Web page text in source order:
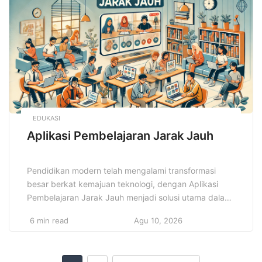
fungsi tanpa mengurangi sisi estetika. Para desainer
dan penggemar mode […]
EDUKASI
Aplikasi Pembelajaran Jarak Jauh
Pendidikan modern telah mengalami transformasi
besar berkat kemajuan teknologi, dengan Aplikasi
Pembelajaran Jarak Jauh menjadi solusi utama dalam
sebelumnya terbatas oleh ruang kelas kini dapat
6 min read Agu 10, 2026